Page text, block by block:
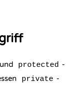
protected -
private -